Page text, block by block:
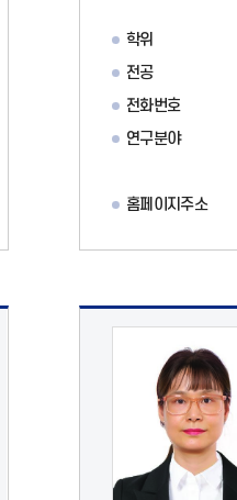
학위
전공
전화번호
연구분야
홈페이지주소